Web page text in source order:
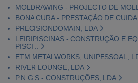
MOLDRAWING - PROJECTO DE
BONA CURA - PRESTAÇÃO DE
PRECISIONDOMAIN, LDA
LEIRIPISCINAS - CONSTRUÇÃO E
PISCI...
ETM METALWORKS, UNIPESSOAL,
RIVER LOUNGE, LDA
P.N.G.S.- CONSTRUÇÕES, LDA